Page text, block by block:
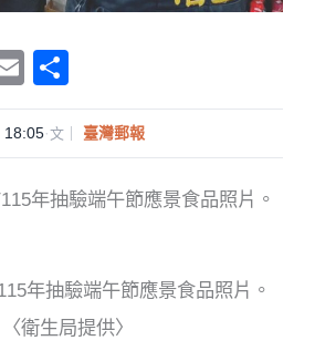
E
m
ail
享
18:05·文｜ 臺灣郵報
年抽驗端午節應景食品照片。
〈衛生局提供〉